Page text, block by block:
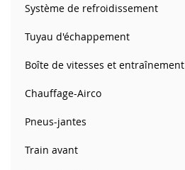
Système de refroidissement
Tuyau d'échappement
Boîte de vitesses et entraînement
Chauffage-Airco
Pneus-jantes
Train avant